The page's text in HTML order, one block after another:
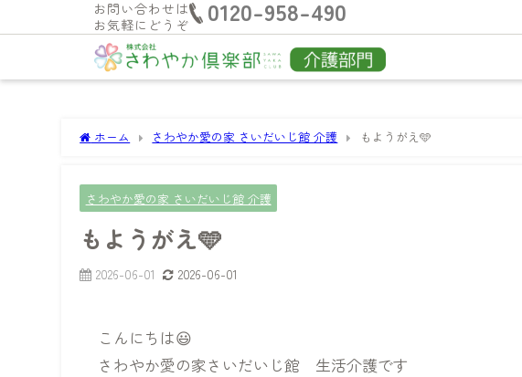
お問い合わせは
お気軽にどうぞ
0120-958-490
ホーム さわやか愛の家 さいだいじ館 介護 もようがえ🩵
さわやか愛の家 さいだいじ館 介護
もようがえ🩵
2026-06-01 2026-06-01
こんにちは😃
さわやか愛の家さいだいじ館 生活介護です